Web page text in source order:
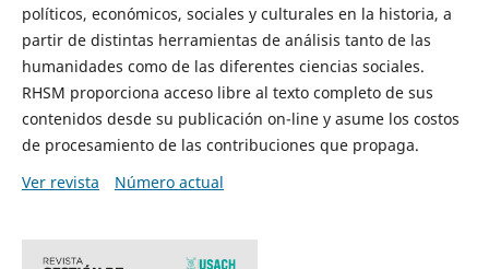
políticos, económicos, sociales y culturales en la historia, a
partir de distintas herramientas de análisis tanto de las
humanidades como de las diferentes ciencias sociales.
RHSM proporciona acceso libre al texto completo de sus
contenidos desde su publicación on-line y asume los costos
de procesamiento de las contribuciones que propaga.
Ver revista
Número actual